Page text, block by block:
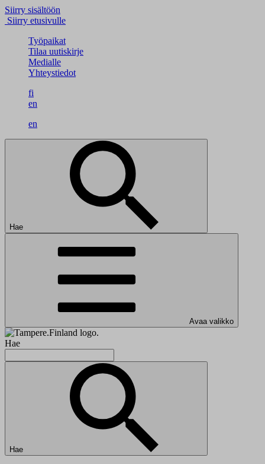
Siirry sisältöön
Siirry etusivulle
Työpaikat
Tilaa uutiskirje
Medialle
Yhteystiedot
fi
en
en
Hae
Avaa valikko
Hae
Hae